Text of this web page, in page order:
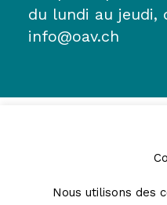
du lundi au jeudi,
info@oav.ch
Nous utilisons des